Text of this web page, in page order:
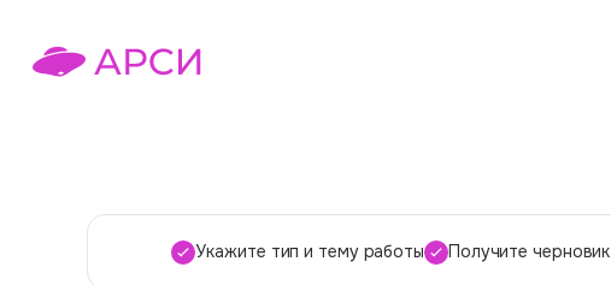
Укажите тип и тему работы Получите черновик